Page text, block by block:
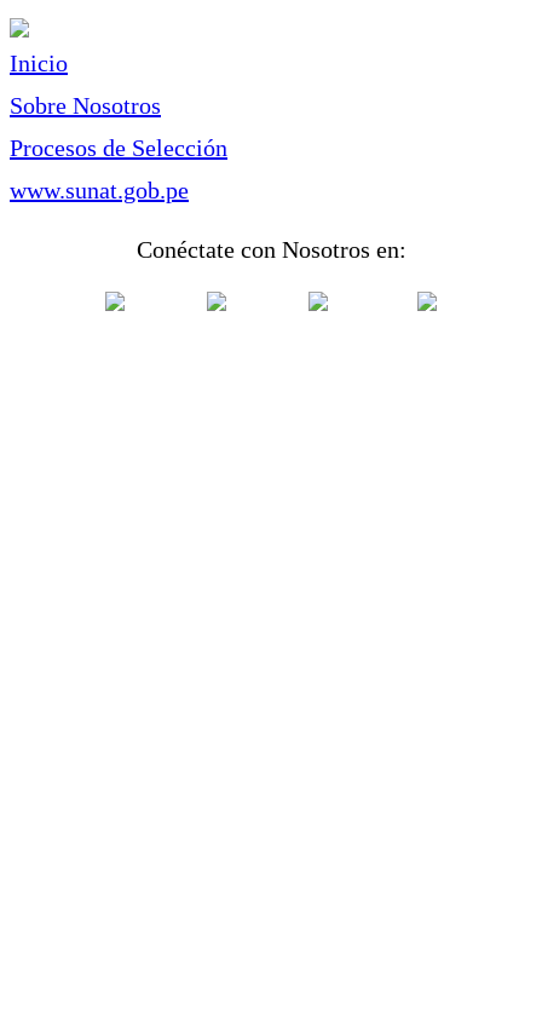
Inicio
Sobre Nosotros
Procesos de Selección
www.sunat.gob.pe
Conéctate con Nosotros en: